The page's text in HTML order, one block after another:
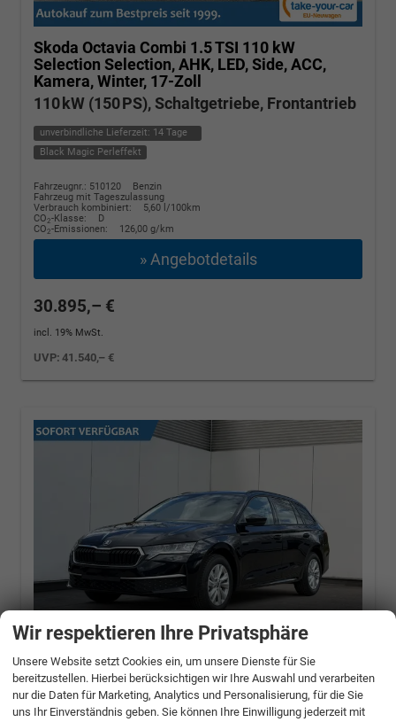
Skoda Octavia Combi 1.5 TSI 110 kW
Selection Selection, AHK, LED, Side, ACC,
Kamera, Winter, 17-Zoll
110 kW (150 PS), Schaltgetriebe, Frontantrieb
unverbindliche Lieferzeit: 14 Tage
Black Magic Perleffekt
Fahrzeugnr.: 510120
Benzin
Fahrzeug mit Tageszulassung
Verbrauch kombiniert:
5,60 l/100km
CO2-Klasse:
D
CO2-Emissionen: 126,00 g/km
» Angebotdetails
30.895,– €
incl. 19% MwSt.
UVP:41.540,– €
Skoda Octavia CombiSelection
NAVI+KAMERA+LED+EL. HECKKL.+SHZ
Wir respektieren Ihre Privatsphäre
Unsere Website setzt Cookies ein, um unsere Dienste für Sie
bereitzustellen. Hierbei berücksichtigen wir Ihre Auswahl und verarbeiten
nur die Daten für Marketing, Analytics und Personalisierung, für die Sie
uns Ihr Einverständnis geben. Sie können Ihre Einwilligung jederzeit mit